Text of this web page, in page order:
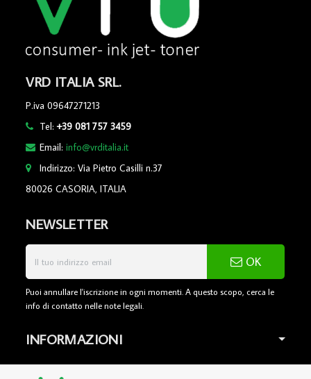
VRD ITALIA SRL.
P.iva 09647271213
Tel:+39 081 757 3459
Email:info@vrditalia.it
Indirizzo: Via Pietro Casilli n.37
80026 CASORIA, ITALIA
NEWSLETTER
OK
Puoi annullare l'iscrizione in ogni momenti. A questo scopo, cerca le
info di contatto nelle note legali.
INFORMAZIONI